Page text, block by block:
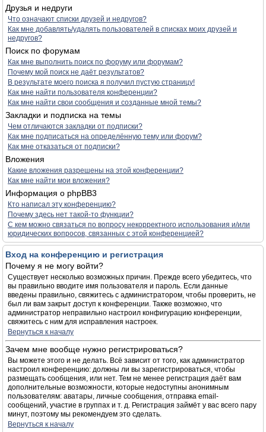
Друзья и недруги
Что означают списки друзей и недругов?
Как мне добавлять/удалять пользователей в списках моих друзей и
недругов?
Поиск по форумам
Как мне выполнить поиск по форуму или форумам?
Почему мой поиск не даёт результатов?
В результате моего поиска я получил пустую страницу!
Как мне найти пользователя конференции?
Как мне найти свои сообщения и созданные мной темы?
Закладки и подписка на темы
Чем отличаются закладки от подписки?
Как мне подписаться на определённую тему или форум?
Как мне отказаться от подписки?
Вложения
Какие вложения разрешены на этой конференции?
Как мне найти мои вложения?
Информация о phpBB3
Кто написал эту конференцию?
Почему здесь нет такой-то функции?
С кем можно связаться по вопросу некорректного использования и/или
юридических вопросов, связанных с этой конференцией?
Вход на конференцию и регистрация
Почему я не могу войти?
Существует несколько возможных причин. Прежде всего убедитесь, что
вы правильно вводите имя пользователя и пароль. Если данные
введены правильно, свяжитесь с администратором, чтобы проверить, не
был ли вам закрыт доступ к конференции. Также возможно, что
администратор неправильно настроил конфигурацию конференции,
свяжитесь с ним для исправления настроек.
Вернуться к началу
Зачем мне вообще нужно регистрироваться?
Вы можете этого и не делать. Всё зависит от того, как администратор
настроил конференцию: должны ли вы зарегистрироваться, чтобы
размещать сообщения, или нет. Тем не менее регистрация даёт вам
дополнительные возможности, которые недоступны анонимным
пользователям: аватары, личные сообщения, отправка email-
сообщений, участие в группах и т. д. Регистрация займёт у вас всего пару
минут, поэтому мы рекомендуем это сделать.
Вернуться к началу